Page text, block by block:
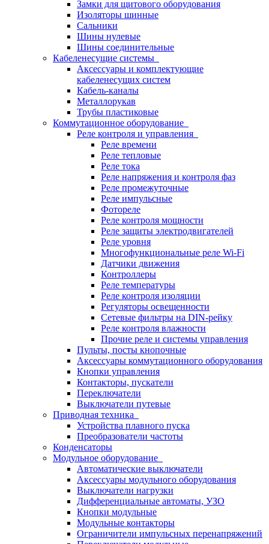
Замки для щитового оборудования
Изоляторы шинные
Сальники
Шины нулевые
Шины соединительные
Кабеленесущие системы
Аксессуары и комплектующие
кабеленесущих систем
Кабель-каналы
Металлорукав
Трубы пластиковые
Коммутационное оборудование
Реле контроля и управления
Реле времени
Реле тепловые
Реле тока
Реле напряжения и контроля фаз
Реле промежуточные
Реле импульсные
Фотореле
Реле контроля мощности
Реле защиты электродвигателей
Реле уровня
Многофункциональные реле Wi-Fi
Датчики движения
Контроллеры
Реле температуры
Реле контроля изоляции
Регуляторы освещенности
Сетевые фильтры на DIN-рейку
Реле контроля влажности
Прочие реле и системы управления
Пульты, посты кнопочные
Аксессуары коммутационного оборудования
Кнопки управления
Контакторы, пускатели
Переключатели
Выключатели путевые
Приводная техника
Устройства плавного пуска
Преобразователи частоты
Конденсаторы
Модульное оборудование
Автоматические выключатели
Аксессуары модульного оборудования
Выключатели нагрузки
Дифференциальные автоматы, УЗО
Кнопки модульные
Модульные контакторы
Ограничители импульсных перенапряжений